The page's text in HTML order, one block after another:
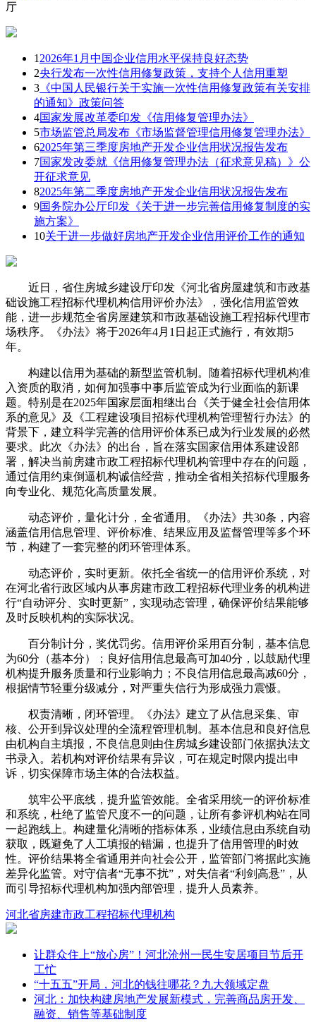
厅
1 2026年1月中国企业信用水平保持良好态势
2央行发布一次性信用修复政策，支持个人信用重塑
3 《中国人民银行关于实施一次性信用修复政策有关安排
的通知》政策问答
4国家发展改革委印发《信用修复管理办法》
5市场监管总局发布《市场监督管理信用修复管理办法》
62025年第三季度房地产开发企业信用状况报告发布
7国家发改委就《信用修复管理办法（征求意见稿）》公
开征求意见
82025年第二季度房地产开发企业信用状况报告发布
9国务院办公厅印发《关于进一步完善信用修复制度的实
施方案》
10关于进一步做好房地产开发企业信用评价工作的通知
近日，省住房城乡建设厅印发《河北省房屋建筑和市政基
础设施工程招标代理机构信用评价办法》，强化信用监管效
能，进一步规范全省房屋建筑和市政基础设施工程招标代理市
场秩序。《办法》将于2026年4月1日起正式施行，有效期5
年。
构建以信用为基础的新型监管机制。随着招标代理机构准
入资质的取消，如何加强事中事后监管成为行业面临的新课
题。特别是在2025年国家层面相继出台《关于健全社会信用体
系的意见》及《工程建设项目招标代理机构管理暂行办法》的
背景下，建立科学完善的信用评价体系已成为行业发展的必然
要求。此次《办法》的出台，旨在落实国家信用体系建设部
署，解决当前房建市政工程招标代理机构管理中存在的问题，
通过信用约束倒逼机构诚信经营，推动全省相关招标代理服务
向专业化、规范化高质量发展。
动态评价，量化计分，全省通用。《办法》共30条，内容
涵盖信用信息管理、评价标准、结果应用及监督管理等多个环
节，构建了一套完整的闭环管理体系。
动态评价，实时更新。依托全省统一的信用评价系统，对
在河北省行政区域内从事房建市政工程招标代理业务的机构进
行“自动评分、实时更新”，实现动态管理，确保评价结果能够
及时反映机构的实际状况。
百分制计分，奖优罚劣。信用评价采用百分制，基本信息
为60分（基本分）；良好信用信息最高可加40分，以鼓励代理
机构提升服务质量和行业影响力；不良信用信息最高减60分，
根据情节轻重分级减分，对严重失信行为形成强力震慑。
权责清晰，闭环管理。《办法》建立了从信息采集、审
核、公开到异议处理的全流程管理机制。基本信息和良好信息
由机构自主填报，不良信息则由住房城乡建设部门依据执法文
书录入。若机构对评价结果有异议，可在规定时限内提出申
诉，切实保障市场主体的合法权益。
筑牢公平底线，提升监管效能。全省采用统一的评价标准
和系统，杜绝了监管尺度不一的问题，让所有参评机构站在同
一起跑线上。构建量化清晰的指标体系，业绩信息由系统自动
获取，既避免了人工填报的错漏，也提升了信用管理的时效
性。评价结果将全省通用并向社会公开，监管部门将据此实施
差异化监管。对守信者“无事不扰”，对失信者“利剑高悬”，从
而引导招标代理机构加强内部管理，提升人员素养。
河北省房建市政工程招标代理机构
让群众住上“放心房”！河北沧州一民生安居项目节后开
工忙
“十五五”开局，河北的钱往哪花？九大领域定盘
河北：加快构建房地产发展新模式，完善商品房开发、
融资、销售等基础制度